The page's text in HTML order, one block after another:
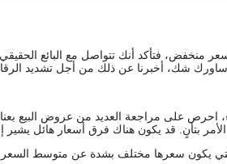
منخفض، فتأكد أنك تتواصل مع البائع
شك، أخبرنا عن ذلك من أجل تشديد
احرص على مراجعة العديد من عروض البيع
بتأنٍ. قد يكون هناك فرق أسعار هائل يشير
يكون سعرها مختلف بشدة عن متوسط السعر